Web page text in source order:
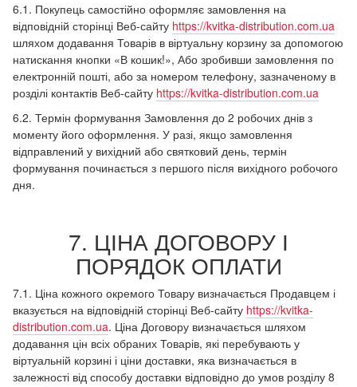
6.1. Покупець самостійно оформляє замовлення на
відповідній сторінці Веб-сайту https://kvitka-distribution.com.ua
шляхом додавання Товарів в віртуальну корзину за допомогою
натискання кнопки «В кошик!», Або зробивши замовлення по
електронній пошті, або за номером телефону, зазначеному в
розділі контактів Веб-сайту https://kvitka-distribution.com.ua
6.2. Термін формування Замовлення до 2 робочих днів з
моменту його оформлення. У разі, якщо замовлення
відправлений у вихідний або святковий день, термін
формування починається з першого після вихідного робочого
дня.
7. ЦІНА ДОГОВОРУ І
ПОРЯДОК ОПЛАТИ
7.1. Ціна кожного окремого Товару визначається Продавцем і
вказується на відповідній сторінці Веб-сайту https://kvitka-
distribution.com.ua. Ціна Договору визначається шляхом
додавання цін всіх обраних Товарів, які перебувають у
віртуальній корзині і ціни доставки, яка визначається в
залежності від способу доставки відповідно до умов розділу 8